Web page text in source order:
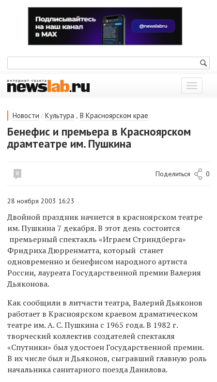
Показать
меню
Новости / Культура , В Красноярском крае
Бенефис и премьера в Красноярском
драмтеатре им. Пушкина
0 Поделиться 0
28 ноября 2003 16:23
Двойной праздник начнется в красноярском театре
им. Пушкина 7 декабря. В этот день состоится
премьерный спектакль «Играем Стриндберга»
Фридриха Дюрренматта, который станет
одновременно и бенефисом народного артиста
России, лауреата Государственной премии Валерия
Дьяконова.
Как сообщили в литчасти театра, Валерий Дьяконов
работает в Красноярском краевом драматическом
театре им. А. С. Пушкина с 1965 года. В 1982 г.
творческий коллектив создателей спектакля
«Спутники» был удостоен Государственной премии.
В их числе был и Дьяконов, сыгравший главную роль
начальника санитарного поезда Данилова.